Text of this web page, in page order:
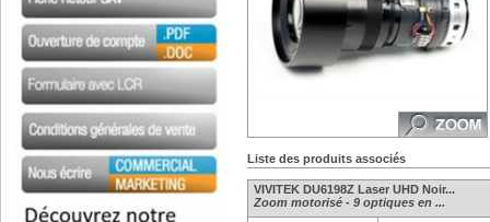
Liste des produits associés
VIVITEK DU6198Z Laser UHD Noir...
Zoom motorisé - 9 optiques en ...